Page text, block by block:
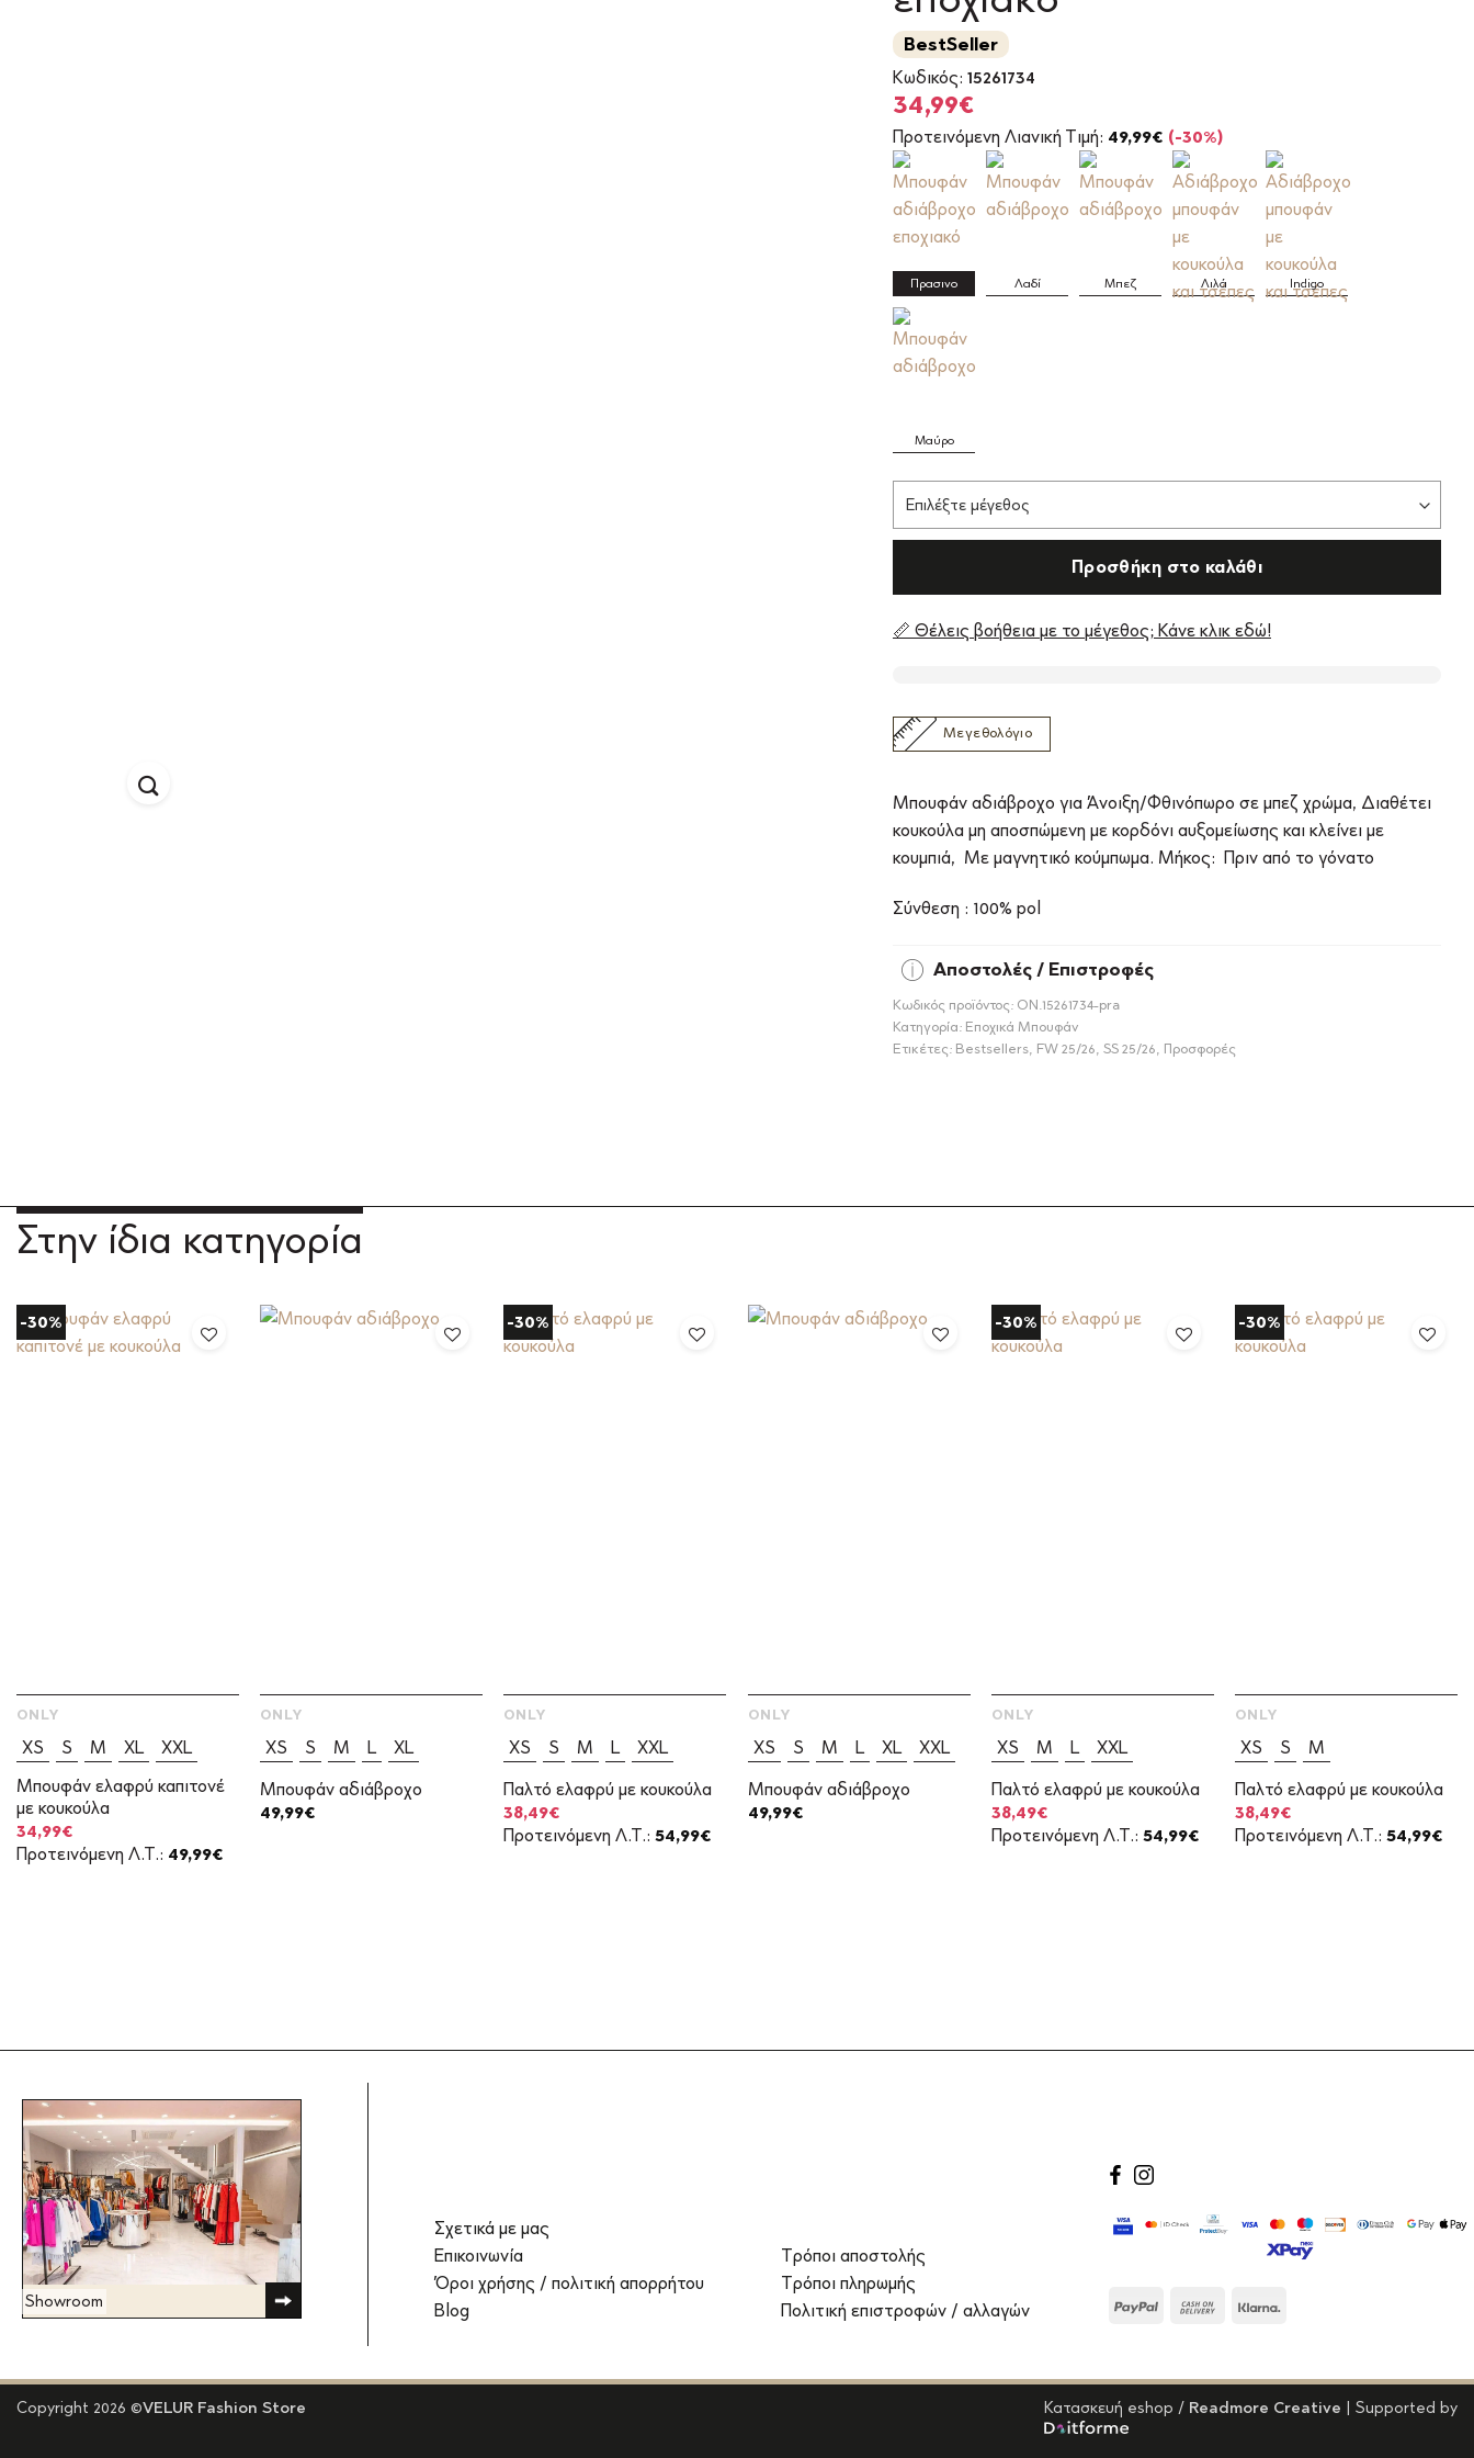
BestSeller
Κωδικός: 15261734
Original
price
was:
49,99€.
34,99€
τρέχουσα
τιμή
είναι:
34,99€.
Προτεινόμενη Λιανική Τιμή: 49,99€ (-30%)
Πρασινο Λαδί Μπεζ Λιλά Indigo
Μαύρο
Προσθήκη στο καλάθι
📏 Θέλεις βοήθεια με το μέγεθος; Κάνε κλικ εδώ!
Μεγεθολόγιο
Μπουφάν αδιάβροχο για Άνοιξη/Φθινόπωρο σε μπεζ χρώμα, Διαθέτει
κουκούλα μη αποσπώμενη με κορδόνι αυξομείωσης και κλείνει με
κουμπιά, Με μαγνητικό κούμπωμα. Μήκος: Πριν από το γόνατο
Σύνθεση : 100% pol
Αποστολές / Επιστροφές
Κωδικός προϊόντος: ON.15261734-pra
Κατηγορία: Εποχικά Μπουφάν
Ετικέτες: Bestsellers FW 25/26 SS 25/26 Προσφορές
Στην ίδια κατηγορία
-30%
XS S M XL
XXL
Μπουφάν ελαφρύ καπιτονέ
με κουκούλα
ONLY
Original
price
was:
34,99€Η
τρέχουσα
τιμή
Προτεινόμενη Λ.Τ.: 49,99€
XS S M L
XL
Μπουφάν αδιάβροχο
ONLY
49,99€
-30%
XS S M L
XXL
Παλτό ελαφρύ με κουκούλα
ONLY
Original
price
was:
38,49€
τρέχουσα
τιμή
Προτεινόμενη Λ.Τ.:54,99€
XS S M L XL
XXL
Μπουφάν αδιάβροχο
ONLY
49,99€
-30%
XS M L
XXL
Παλτό ελαφρύ με κουκούλα
ONLY
Original
price
was:
38,49€
τρέχουσα
τιμή
Προτεινόμενη Λ.Τ.:54,99€
-30%
XS S
M
Παλτό ελαφρύ με κουκούλα
ONLY
Original
price
was:
38,49€
τρέχουσα
τιμή
Προτεινόμενη Λ.Τ.:54,99€
Showroom
Σχετικά με μας
Επικοινωνία
Όροι χρήσης / πολιτική απορρήτου
Blog
Τρόποι αποστολής
Τρόποι πληρωμής
Πολιτική επιστροφών / αλλαγών
facebook
instagram
PayPal
Cash
Κατασκευή eshop / Readmore Creative | Supported by
Copyright 2026 ©VELUR Fashion Store